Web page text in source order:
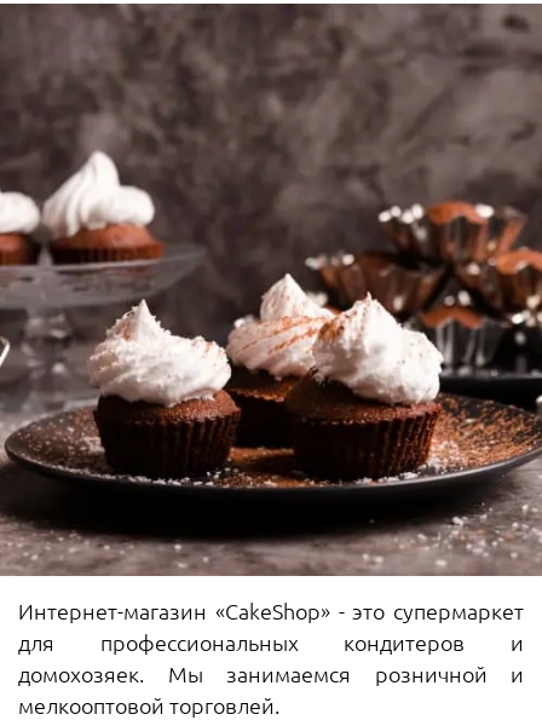
Интернет-магазин «CakeShop» - это супермаркет
для профессиональных кондитеров и
домохозяек. Мы занимаемся розничной и
мелкооптовой торговлей.